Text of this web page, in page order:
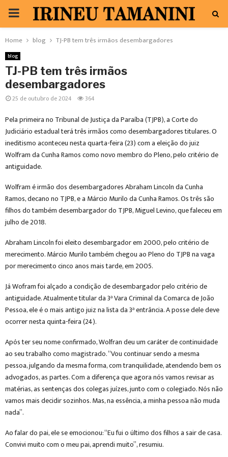
PRIMARY
MENU
Home blog TJ-PB tem três irmãos desembargadores
blog
TJ-PB tem três irmãos
desembargadores
25 de outubro de 2024 364
Pela primeira no Tribunal de Justiça da Paraíba (TJPB), a Corte do
Judiciário estadual terá três irmãos como desembargadores titulares. O
ineditismo aconteceu nesta quarta-feira (23) com a eleição do juiz
Wolfram da Cunha Ramos como novo membro do Pleno, pelo critério de
antiguidade.
Wolfram é irmão dos desembargadores Abraham Lincoln da Cunha
Ramos, decano no TJPB, e a Márcio Murilo da Cunha Ramos. Os três são
filhos do também desembargador do TJPB, Miguel Levino, que faleceu em
julho de 2018.
Abraham Lincoln foi eleito desembargador em 2000, pelo critério de
merecimento. Márcio Murilo também chegou ao Pleno do TJPB na vaga
por merecimento cinco anos mais tarde, em 2005.
Já Wofram foi alçado a condição de desembargador pelo critério de
antiguidade. Atualmente titular da 3ª Vara Criminal da Comarca de João
Pessoa, ele é o mais antigo juiz na lista da 3ª entrância. A posse dele deve
ocorrer nesta quinta-feira (24).
Após ter seu nome confirmado, Wolfran deu um caráter de continuidade
ao seu trabalho como magistrado. “Vou continuar sendo a mesma
pessoa, julgando da mesma forma, com tranquilidade, atendendo bem os
advogados, as partes. Com a diferença que agora nós vamos revisar as
matérias, as sentenças dos colegas juízes, junto com o colegiado. Nós não
vamos mais decidir sozinhos. Mas, na essência, a minha pessoa não muda
nada”.
Ao falar do pai, ele se emocionou: “Eu fui o último dos filhos a sair de casa.
Convivi muito com o meu pai, aprendi muito”, resumiu.